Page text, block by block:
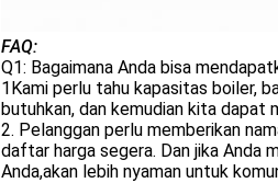
FAQ:
Q1: Bagaimana Anda bisa
1Kami perlu tahu kapasitas boiler,
butuhkan, dan kemudian kita dapat
2. Pelanggan perlu memberikan
daftar harga segera. Dan jika Anda
Anda,akan lebih nyaman untuk